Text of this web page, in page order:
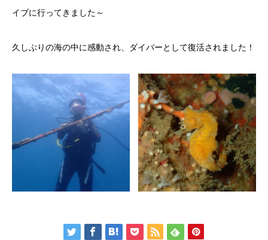
イブに行ってきました～
久しぶりの海の中に感動され、ダイバーとして復活されました！